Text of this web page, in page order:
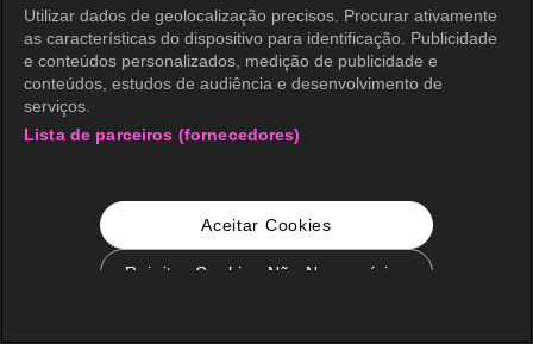
Utilizar dados de geolocalização precisos. Procurar ativamente
as características do dispositivo para identificação. Publicidade
e conteúdos personalizados, medição de publicidade e
conteúdos, estudos de audiência e desenvolvimento de
serviços.
Lista de parceiros (fornecedores)
Aceitar Cookies
Rejeitar Cookies Não Necessários